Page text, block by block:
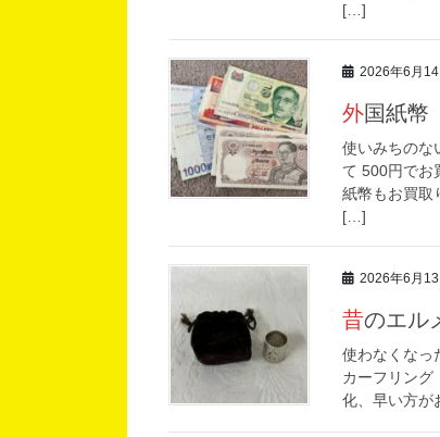
[…]
2026年6月14
外国紙
使いみちのな
て 500円でお
紙幣もお買取
[…]
2026年6月13
昔のエ
使わなくな
カーフリン
化、早い方が